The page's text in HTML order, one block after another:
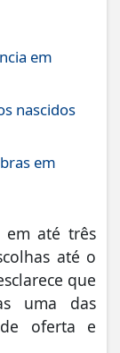
em
nascidos
em
em até três
até o
que
uma das
oferta e